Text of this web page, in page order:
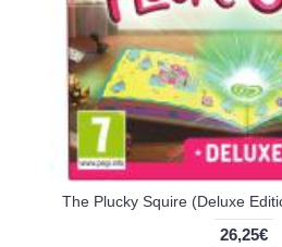
The Plucky Squire (Deluxe
26,25€